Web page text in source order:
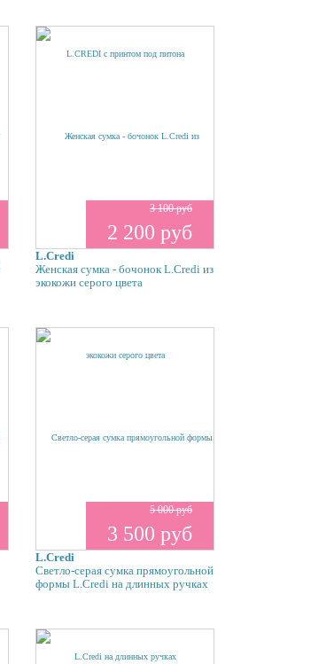
3 100 руб
2 200 руб
L.Credi
Женская сумка - бочонок L.Credi из
экокожи серого цвета
5 000 руб
3 500 руб
L.Credi
Светло-серая сумка прямоугольной
формы L.Credi на длинных ручках